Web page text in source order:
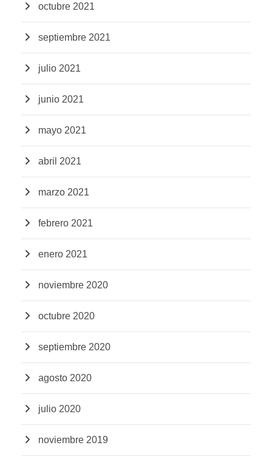
octubre 2021
septiembre 2021
julio 2021
junio 2021
mayo 2021
abril 2021
marzo 2021
febrero 2021
enero 2021
noviembre 2020
octubre 2020
septiembre 2020
agosto 2020
julio 2020
noviembre 2019